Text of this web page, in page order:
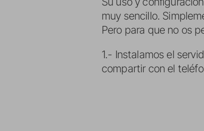
muy sencillo.
Pero para que no os
1.- Instalamos el
compartir con el